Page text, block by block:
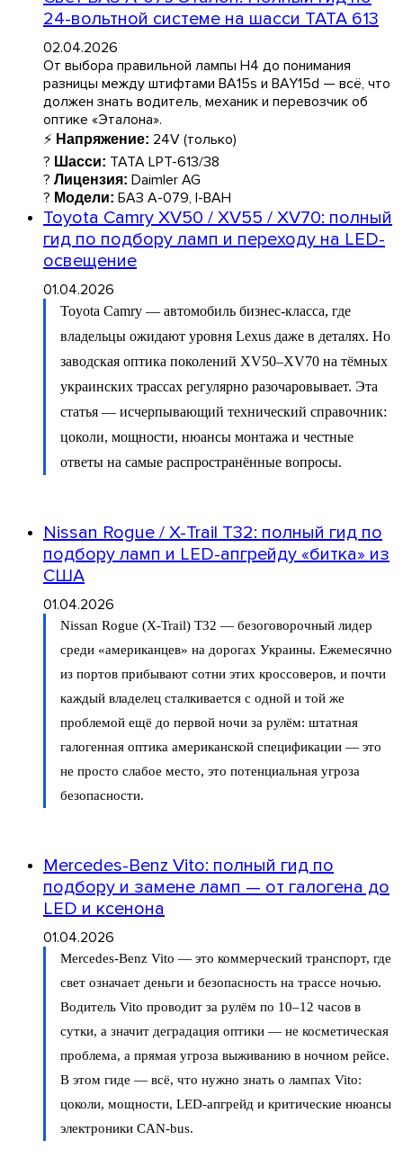
24-вольтной системе на шасси TATA 613
02.04.2026
От выбора правильной лампы H4 до понимания
разницы между штифтами BA15s и BAY15d — всё, что
должен знать водитель, механик и перевозчик об
оптике «Эталона».
⚡ Напряжение: 24V (только)
? Шасси: TATA LPT-613/38
? Лицензия: Daimler AG
? Модели: БАЗ А-079, І-ВАН
Toyota Camry XV50 / XV55 / XV70: полный
гид по подбору ламп и переходу на LED-
освещение
01.04.2026
Toyota Camry — автомобиль бизнес-класса, где
владельцы ожидают уровня Lexus даже в деталях. Но
заводская оптика поколений XV50–XV70 на тёмных
украинских трассах регулярно разочаровывает. Эта
статья — исчерпывающий технический справочник:
цоколи, мощности, нюансы монтажа и честные
ответы на самые распространённые вопросы.
Nissan Rogue / X-Trail T32: полный гид по
подбору ламп и LED-апгрейду «битка» из
США
01.04.2026
Nissan Rogue (X-Trail) T32 — безоговорочный лидер
среди «американцев» на дорогах Украины. Ежемесячно
из портов прибывают сотни этих кроссоверов, и почти
каждый владелец сталкивается с одной и той же
проблемой ещё до первой ночи за рулём: штатная
галогенная оптика американской спецификации — это
не просто слабое место, это потенциальная угроза
безопасности.
Mercedes-Benz Vito: полный гид по
подбору и замене ламп — от галогена до
LED и ксенона
01.04.2026
Mercedes-Benz Vito — это коммерческий транспорт, где
свет означает деньги и безопасность на трассе ночью.
Водитель Vito проводит за рулём по 10–12 часов в
сутки, а значит деградация оптики — не косметическая
проблема, а прямая угроза выживанию в ночном рейсе.
В этом гиде — всё, что нужно знать о лампах Vito:
цоколи, мощности, LED-апгрейд и критические нюансы
электроники CAN-bus.